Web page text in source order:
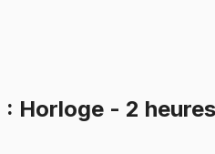
: Horloge - 2 heures